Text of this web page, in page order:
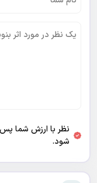
نظر با ارزش شما
شود.